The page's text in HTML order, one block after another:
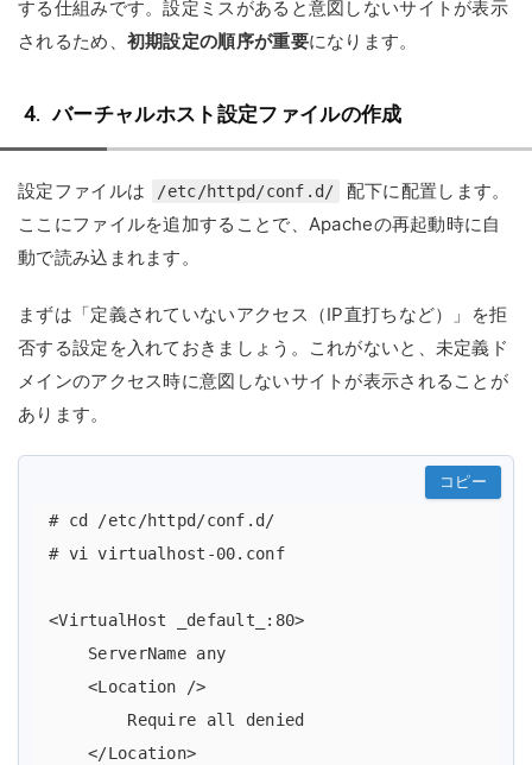
する仕組みです。設定ミスがあると意図しないサイトが表示
されるため、 初期設定の順序が重要になります。
バーチャルホスト設定ファイルの作成
設定ファイルは /etc/httpd/conf.d/
配下に配置します。
ここにファイルを追加することで、Apacheの再起動時に自
動で読み込まれます。
まずは「定義されていないアクセス（IP直打ちなど）」を拒
否する設定を入れておきましょう。これがないと、未定義ド
メインのアクセス時に意図しないサイトが表示されることが
あります。
コピー
# cd /etc/httpd/conf.d/
# vi virtualhost-00.conf
<VirtualHost _default_:80>
    <Location />
    </Location>